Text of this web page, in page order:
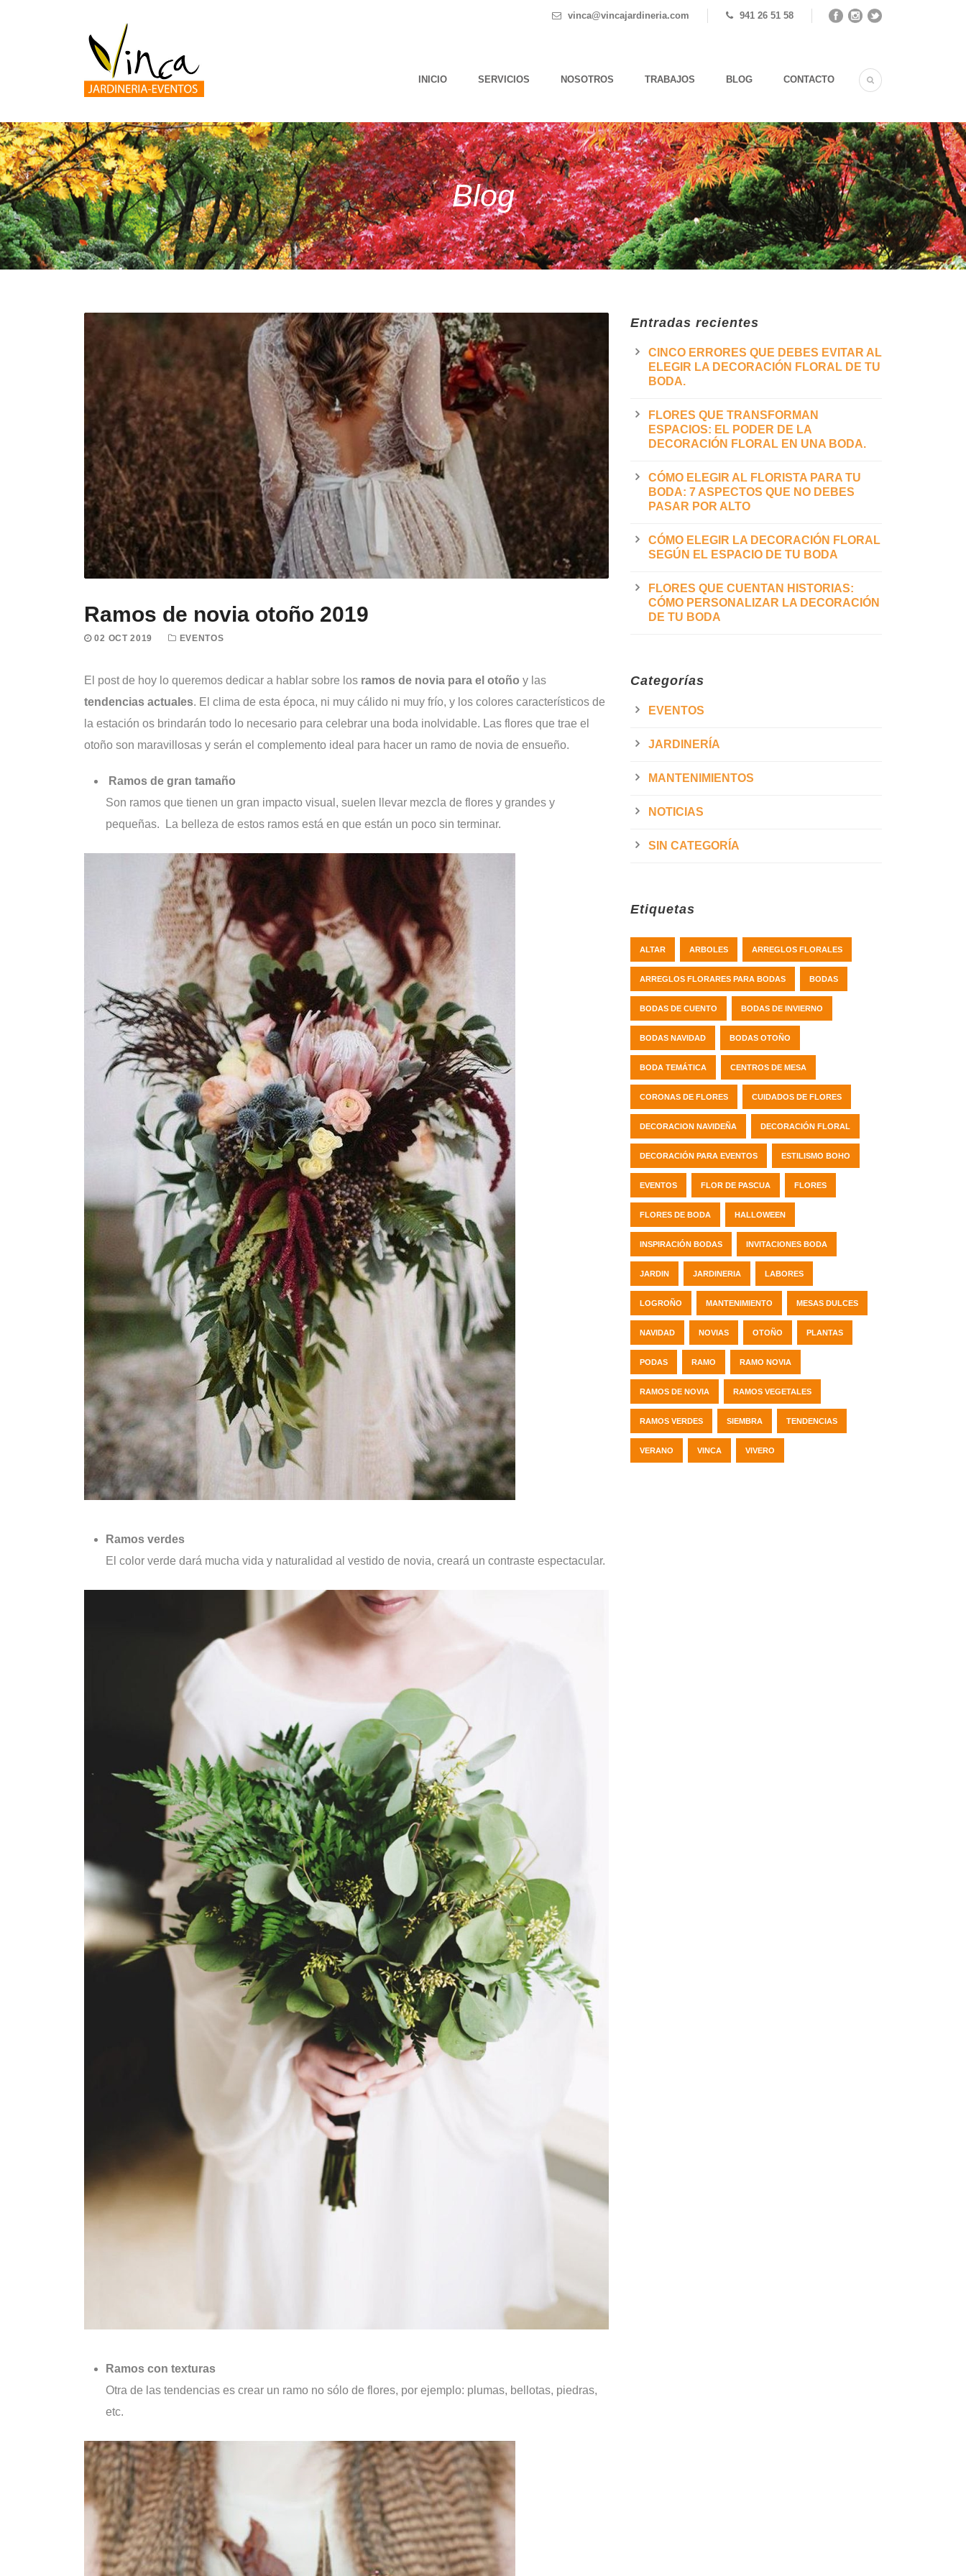
vinca@vincajardineria.com 941 26 51 58
INICIO SERVICIOS NOSOTROS TRABAJOS BLOG CONTACTO
Blog
Ramos de novia otoño 2019
02 OCT 2019 EVENTOS
El post de hoy lo queremos dedicar a hablar sobre los ramos de novia para el otoño y las
tendencias actuales. El clima de esta época, ni muy cálido ni muy frío, y los colores característicos de
la estación os brindarán todo lo necesario para celebrar una boda inolvidable. Las flores que trae el
otoño son maravillosas y serán el complemento ideal para hacer un ramo de novia de ensueño.
Ramos de gran tamaño
Son ramos que tienen un gran impacto visual, suelen llevar mezcla de flores y grandes y
pequeñas. La belleza de estos ramos está en que están un poco sin terminar.
Ramos verdes
El color verde dará mucha vida y naturalidad al vestido de novia, creará un contraste espectacular.
Ramos con texturas
Otra de las tendencias es crear un ramo no sólo de flores, por ejemplo: plumas, bellotas, piedras,
etc.
Entradas recientes
CINCO ERRORES QUE DEBES EVITAR AL
ELEGIR LA DECORACIÓN FLORAL DE TU
BODA.
FLORES QUE TRANSFORMAN
ESPACIOS: EL PODER DE LA
DECORACIÓN FLORAL EN UNA BODA.
CÓMO ELEGIR AL FLORISTA PARA TU
BODA: 7 ASPECTOS QUE NO DEBES
PASAR POR ALTO
CÓMO ELEGIR LA DECORACIÓN FLORAL
SEGÚN EL ESPACIO DE TU BODA
FLORES QUE CUENTAN HISTORIAS:
CÓMO PERSONALIZAR LA DECORACIÓN
DE TU BODA
Categorías
EVENTOS
JARDINERÍA
MANTENIMIENTOS
NOTICIAS
SIN CATEGORÍA
Etiquetas
ALTAR ARBOLES ARREGLOS FLORALES
ARREGLOS FLORARES PARA BODAS BODAS
BODAS DE CUENTO BODAS DE INVIERNO
BODAS NAVIDAD BODAS OTOÑO
BODA TEMÁTICA CENTROS DE MESA
CORONAS DE FLORES CUIDADOS DE FLORES
DECORACION NAVIDEÑA DECORACIÓN FLORAL
DECORACIÓN PARA EVENTOS ESTILISMO BOHO
EVENTOS FLOR DE PASCUA FLORES
FLORES DE BODA HALLOWEEN
INSPIRACIÓN BODAS INVITACIONES BODA
JARDIN JARDINERIA LABORES
LOGROÑO MANTENIMIENTO MESAS DULCES
NAVIDAD NOVIAS OTOÑO PLANTAS
PODAS RAMO RAMO NOVIA
RAMOS DE NOVIA RAMOS VEGETALES
RAMOS VERDES SIEMBRA TENDENCIAS
VERANO VINCA VIVERO